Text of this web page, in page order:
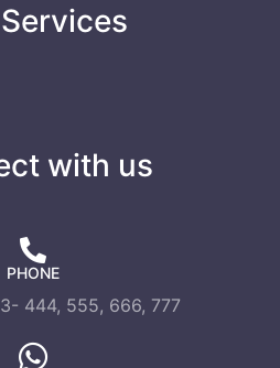
with us
PHONE
444, 555, 666, 777